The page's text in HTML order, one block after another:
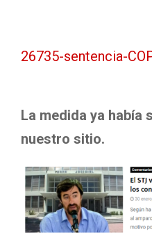
26735-sentencia-
La medida ya había
nuestro sitio.